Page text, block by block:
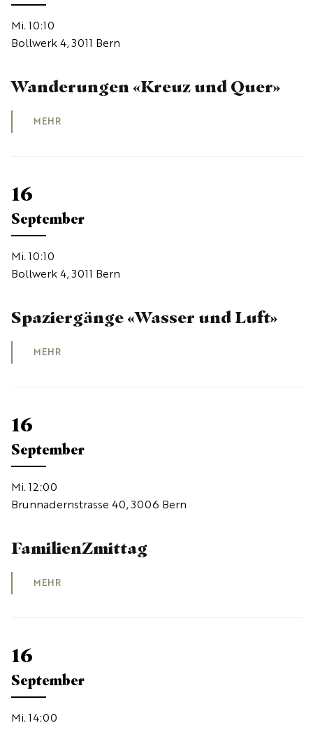
Mi. 10:10
Bollwerk 4, 3011 Bern
Wanderungen «Kreuz und Quer»
MEHR
16
September
Mi. 10:10
Bollwerk 4, 3011 Bern
Spaziergänge «Wasser und Luft»
MEHR
16
September
Mi. 12:00
Brunnadernstrasse 40, 3006 Bern
FamilienZmittag
MEHR
16
September
Mi. 14:00